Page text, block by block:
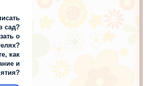
сад?
о
как
и